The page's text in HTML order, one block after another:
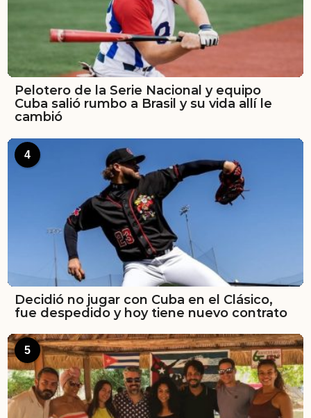
Pelotero de la Serie Nacional y equipo
Cuba salió rumbo a Brasil y su vida allí le
cambió
4
Decidió no jugar con Cuba en el Clásico,
fue despedido y hoy tiene nuevo contrato
5